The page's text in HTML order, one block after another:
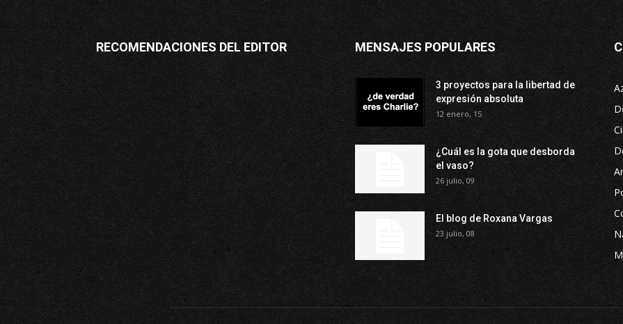
RECOMENDACIONES DEL EDITOR MENSAJES POPULARES
3 proyectos para la libertad de
expresión absoluta
12 enero, 15
¿Cuál es la gota que desborda
el vaso?
26 julio, 09
El blog de Roxana Vargas
23 julio, 08